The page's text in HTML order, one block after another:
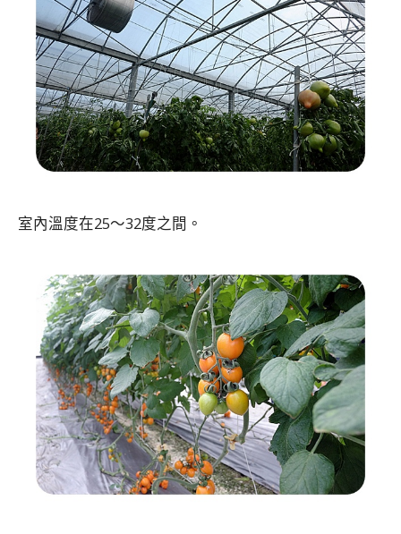
室內溫度在25～32度之間。